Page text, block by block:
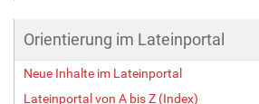
Orientierung im Lateinportal
Neue Inhalte im Lateinportal
Lateinportal von A bis Z (Index)